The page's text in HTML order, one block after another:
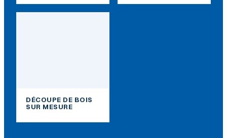
DÉCOUPE DE BOIS
SUR MESURE